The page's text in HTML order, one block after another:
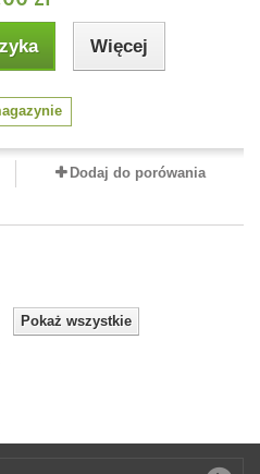
Więcej
Dodaj do porówania
Pokaż wszystkie